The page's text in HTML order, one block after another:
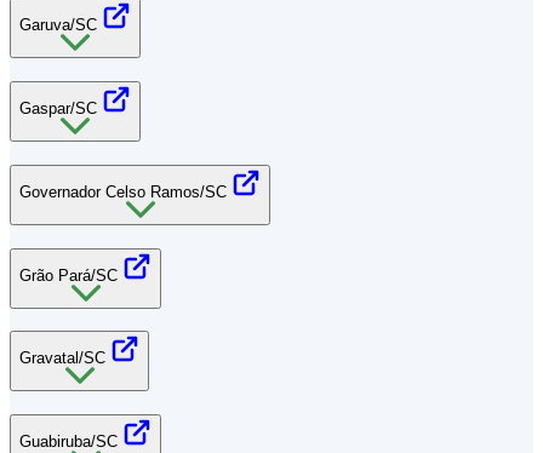
Garuva/SC
Gaspar/SC
Governador Celso Ramos/SC
Grão Pará/SC
Gravatal/SC
Guabiruba/SC